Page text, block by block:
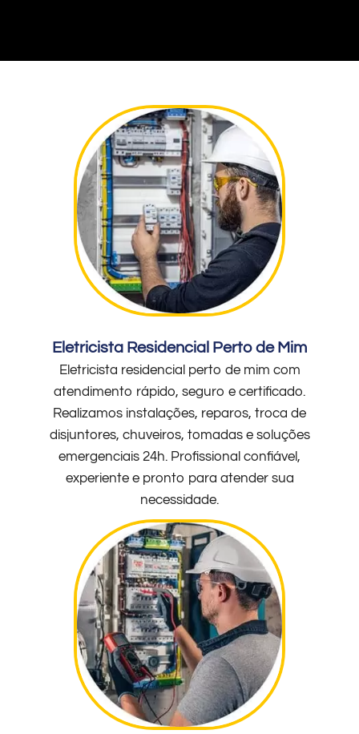
Eletricista Residencial Perto de Mim
Eletricista residencial perto de mim com
atendimento rápido, seguro e certificado.
Realizamos instalações, reparos, troca de
disjuntores, chuveiros, tomadas e soluções
emergenciais 24h. Profissional confiável,
experiente e pronto para atender sua
necessidade.